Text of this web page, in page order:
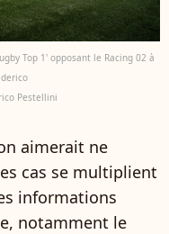
Top 1' opposant le Racing 02 à
Pestellini
aimerait ne
cas se multiplient
informations
notamment le